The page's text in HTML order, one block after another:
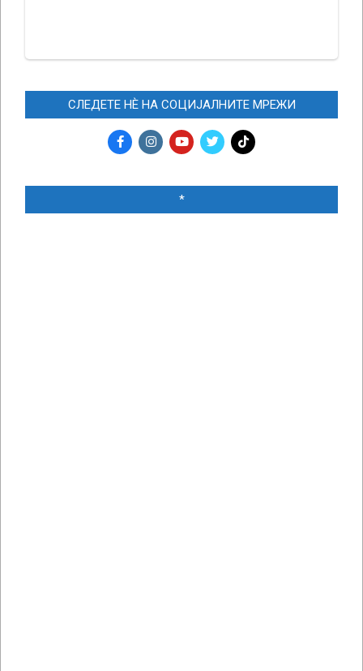
СЛЕДЕТЕ НЀ НА СОЦИЈАЛНИТЕ МРЕЖИ
*